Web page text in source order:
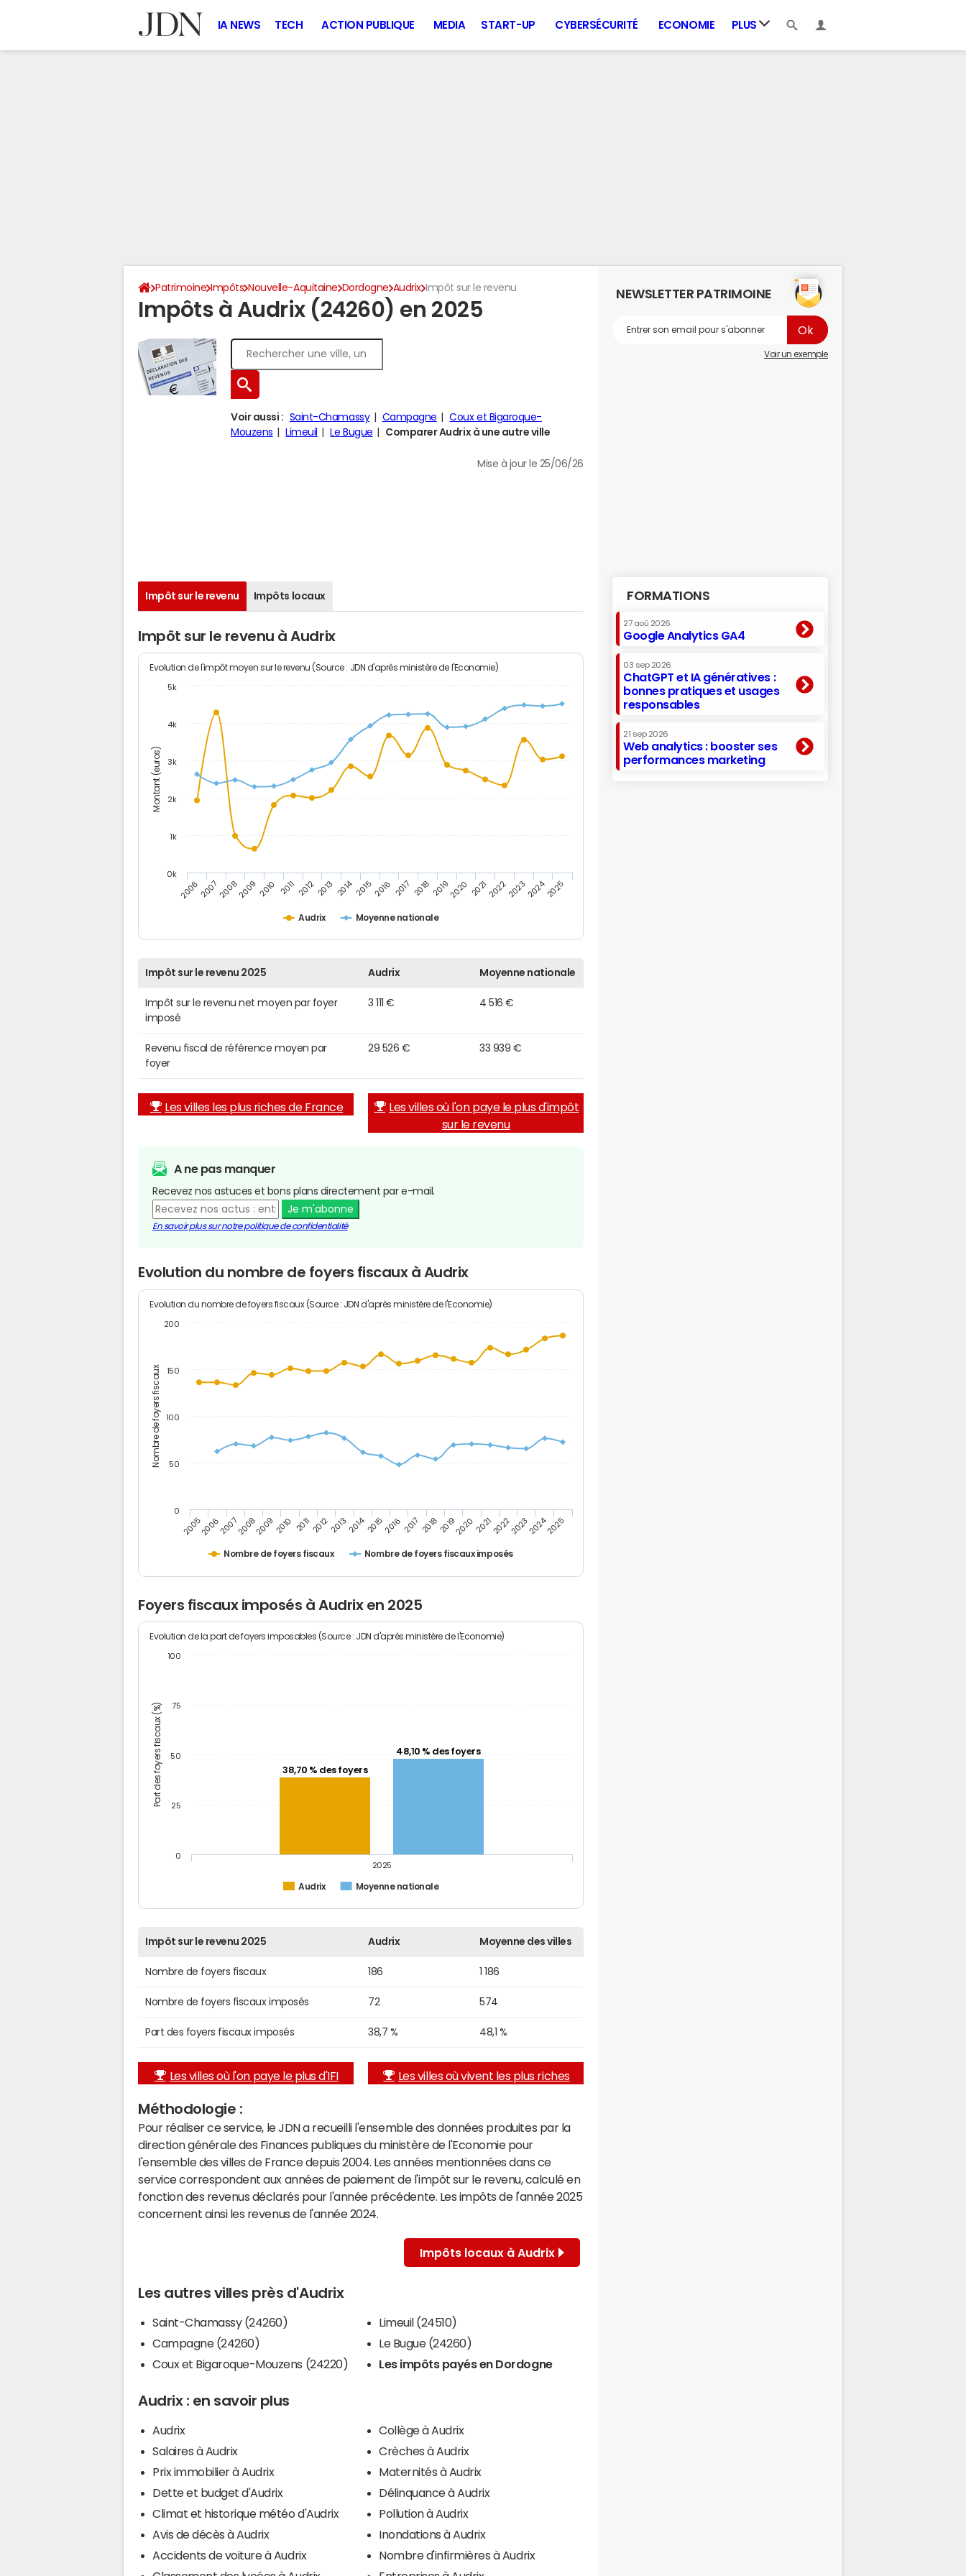
IA NEWS TECH ACTION PUBLIQUE MEDIA START-UP CYBERSÉCURITÉ ECONOMIE PLUS
Patrimoine Impôts Nouvelle-Aquitaine Dordogne Audrix Impôt sur le revenu
Impôts à Audrix (24260) en 2025
Voir aussi : Saint-Chamassy Campagne
Coux et Bigaroque-
Mouzens
Limeuil Le Bugue Comparer Audrix à une autre ville
Mise à jour le 25/06/26
Impôt sur le revenu Impôts locaux
Impôt sur le revenu à Audrix
Montant (euros)
Evolution de l'impôt moyen sur le revenu (Source : JDN d'après ministère de l'Economie)
Audrix Moyenne nationale
20062007200820092010 2011 20122013 201420152016 2017 201820192020 20212022202320242025
0k
1k
2k
3k
4k
5k
Impôt sur le revenu 2025 Audrix Moyenne nationale
Impôt sur le revenu net moyen par foyer
imposé
3 111 € 4 516 €
Revenu fiscal de référence moyen par
foyer
29 526 € 33 939 €
Les villes les plus riches de France
Les villes où l'on paye le plus d'impôt
sur le revenu
A ne pas manquer
Recevez nos astuces et bons plans directement par e-mail.
Je m'abonne
En savoir plus sur notre politique de confidentialité
Evolution du nombre de foyers fiscaux à Audrix
Nombre de foyers fiscaux
Evolution du nombre de foyers fiscaux (Source : JDN d'après ministère de l'Economie)
Nombre de foyers fiscaux Nombre de foyers fiscaux imposés
200520062007200820092010 201120122013201420152016 2017 20182019202020212022202320242025
0
50
100
150
200
Foyers fiscaux imposés à Audrix en 2025
Part des foyers fiscaux (%)
Evolution de la part de foyers imposables (Source : JDN d'après ministère de l'Economie)
38,70 % des foyers
48,10 % des foyers
Audrix Moyenne nationale
2025
0
25
50
75
100
Impôt sur le revenu 2025 Audrix Moyenne des villes
Nombre de foyers fiscaux 186 1 186
Nombre de foyers fiscaux imposés 72 574
Part des foyers fiscaux imposés 38,7 % 48,1 %
Les villes où l'on paye le plus d'IFI Les villes où vivent les plus riches
Méthodologie :
Pour réaliser ce service, le JDN a recueilli l'ensemble des données produites par la
direction générale des Finances publiques du ministère de l'Economie pour
l'ensemble des villes de France depuis 2004. Les années mentionnées dans ce
service correspondent aux années de paiement de l'impôt sur le revenu, calculé en
fonction des revenus déclarés pour l'année précédente. Les impôts de l'année 2025
concernent ainsi les revenus de l'année 2024.
Impôts locaux à Audrix
Les autres villes près d'Audrix
Saint-Chamassy (24260)
Campagne (24260)
Coux et Bigaroque-Mouzens (24220)
Limeuil (24510)
Le Bugue (24260)
Les impôts payés en Dordogne
Audrix : en savoir plus
Audrix
Salaires à Audrix
Prix immobilier à Audrix
Dette et budget d'Audrix
Climat et historique météo d'Audrix
Avis de décès à Audrix
Accidents de voiture à Audrix
Collège à Audrix
Crèches à Audrix
Maternités à Audrix
Délinquance à Audrix
Pollution à Audrix
Inondations à Audrix
Nombre d'infirmières à Audrix
NEWSLETTER PATRIMOINE
Voir un exemple
FORMATIONS
27 aoû 2026
Google Analytics GA4
03 sep 2026
ChatGPT et IA génératives :
bonnes pratiques et usages
responsables
21 sep 2026
Web analytics : booster ses
performances marketing